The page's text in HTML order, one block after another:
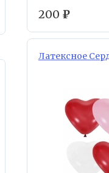
200 ₽
Латексное